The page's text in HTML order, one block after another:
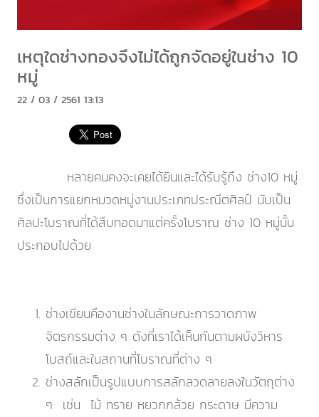
เหตุใดช่างทองจึงไม่ได้ถูกจัดอยู่ในช่าง 10
หมู่
22 / 03 / 2561 13:13
หลายคนคงจะเคยได้ยินและได้รับรู้ถึง ช่าง10 หมู่
ซึ่งเป็นการแยกหมวดหมู่งานประเภทประณีตศิลป์ นับเป็น
ศิลปะโบราณที่ได้สืบทอดมาแต่ครั้งโบราณ ช่าง 10 หมู่นั้น
ประกอบไปด้วย
ช่างเขียนคืองานช่างในลักษณะการวาดภาพ
จิตรกรรมต่าง ๆ ดังที่เราได้เห็นกันตามผนังวิหาร
โบสถ์และในสถานที่โบราณที่ต่าง ๆ
ช่างสลักเป็นรูปแบบการสลักลวดลายลงในวัตถุต่าง
ๆ เช่น ไม้ ทราย หยวกกล้วย กระดาษ มีความ